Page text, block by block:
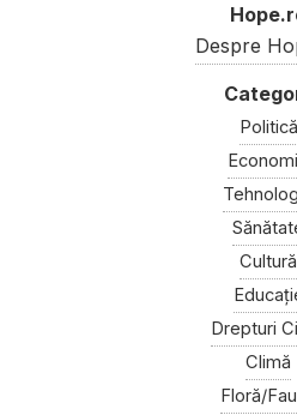
Despre
Politică
Cultură
Drepturi
Climă
Floră/